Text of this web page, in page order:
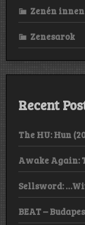
Zenén
Zenesarok
Recent
The HU: Hun
Awake Again:
Sellsword:
BEAT –